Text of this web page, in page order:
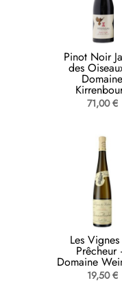
Pinot Noir
des
Domaine
71,00€
Les
Prêcheur
Domaine
19,50€